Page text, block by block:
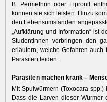
B. Permethrin oder Fipronil
können sie sich leisten. Hinzu
den Lebensumständen
„Aufklärung und Information“ ist
Studentinnen verbringen den
erläutern, welche Gefahren
Parasiten leiden.
Parasiten machen krank –
Mit Spulwürmern (Toxocara
Dass die Larven dieser